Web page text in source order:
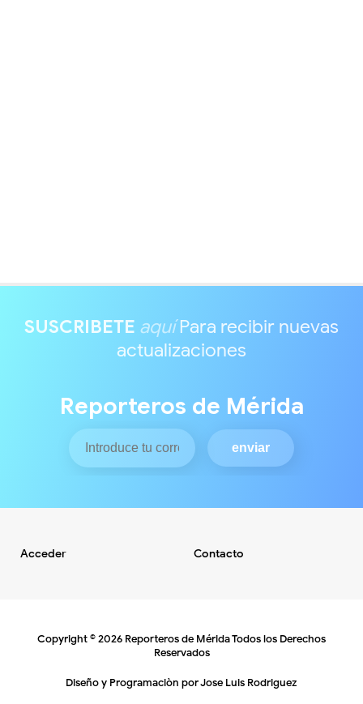
SUSCRIBETE aquíPara recibir nuevas
actualizaciones
Reporteros de Mérida
Acceder Contacto
Copyright ©2026 Reporteros de MéridaTodos los Derechos
Reservados
Diseño y Programaciòn porJose Luis Rodriguez